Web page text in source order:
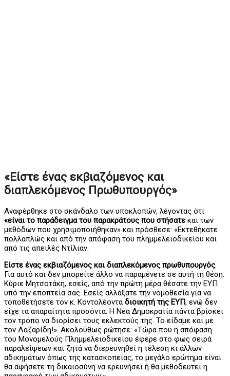
«Είστε ένας εκβιαζόμενος και
διαπλεκόμενος Πρωθυπουργός»
Αναφέρθηκε στο σκάνδαλο των υποκλοπών, λέγοντας ότι
«είναι το παράδειγμα του παρακράτους που στήσατε και των
μεθόδων που χρησιμοποιήθηκαν» και πρόσθεσε: «Εκτεθήκατε
πολλαπλώς και από την απόφαση του πλημμελειοδικείου και
από τις απειλές Ντίλιαν.
Είστε ένας εκβιαζόμενος και διαπλεκόμενος πρωθυπουργός.
Για αυτό και δεν μπορείτε άλλο να παραμένετε σε αυτή τη θέση.
Κύριε Μητσοτάκη, εσείς, από την πρώτη μέρα θέσατε την ΕΥΠ
υπό την εποπτεία σας. Εσείς αλλάξατε την νομοθεσία για να
τοποθετήσετε τον κ. Κοντολέοντα διοικητή της ΕΥΠ, ενώ δεν
είχε τα απαραίτητα προσόντα. Η Νέα Δημοκρατία πάντα βρίσκει
τον τρόπο να διορίσει τους εκλεκτούς της. Το είδαμε και με
τον Λαζαρίδη!». Ακολούθως ρώτησε: «Τώρα που η απόφαση
του Μονομελούς Πλημμελειοδικείου έφερε στο φως σειρά
παραλείψεων και ζητά να διερευνηθεί η τέλεση κι άλλων
αδικημάτων όπως της κατασκοπείας, το μεγάλο ερώτημα είναι
θα αφήσετε τη δικαιοσύνη να ερευνήσει ή θα μεθοδευτεί η